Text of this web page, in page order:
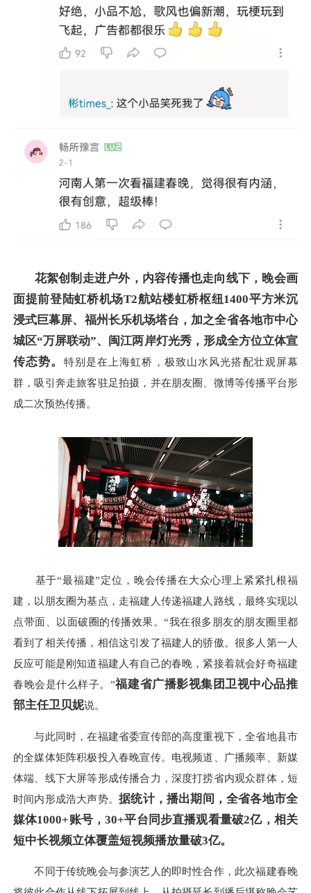
花絮创制走进户外，内容传播也走向线下，晚会画
面提前登陆虹桥机场T2航站楼虹桥枢纽1400平方米沉
浸式巨幕屏、福州长乐机场塔台，加之全省各地市中心
城区“万屏联动”、闽江两岸灯光秀，形成全方位立体宣
传态势。 特别是在上海虹桥，极致山水风光搭配壮观屏幕
群，吸引奔走旅客驻足拍摄，并在朋友圈、微博等传播平台形
成二次预热传播。
基于“最福建”定位，晚会传播在大众心理上紧紧扎根福
建，以朋友圈为基点，走福建人传递福建人路线，最终实现以
点带面、以面破圈的传播效果。“我在很多朋友的朋友圈里都
看到了相关传播，相信这引发了福建人的骄傲。很多人第一人
反应可能是刚知道福建人有自己的春晚，紧接着就会好奇福建
春晚会是什么样子。”福建省广播影视集团卫视中心品推
部主任卫贝妮说。
与此同时，在福建省委宣传部的高度重视下，全省地县市
的全媒体矩阵积极投入春晚宣传。电视频道、广播频率、新媒
体端、线下大屏等形成传播合力，深度打捞省内观众群体，短
时间内形成浩大声势。据统计，播出期间，全省各地市全
媒体1000+账号，30+平台同步直播观看量破2亿，相关
短中长视频立体覆盖短视频播放量破3亿。
不同于传统晚会与参演艺人的即时性合作，此次福建春晚